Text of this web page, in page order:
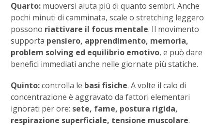
Quarto: muoversi aiuta più di quanto sembri. Anche
pochi minuti di camminata, scale o stretching leggero
possono riattivare il focus mentale. Il movimento
supporta pensiero, apprendimento, memoria,
problem solving ed equilibrio emotivo, e può dare
benefici immediati anche nelle giornate più statiche.
Quinto:controlla le basi fisiche. A volte il calo di
concentrazione è aggravato da fattori elementari
ignorati per ore: sete, fame, postura rigida,
respirazione superficiale, tensione muscolare.